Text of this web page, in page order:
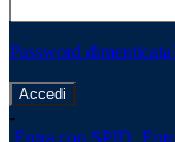
Password
-